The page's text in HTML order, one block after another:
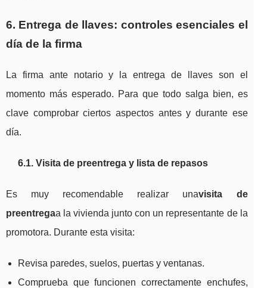
6. Entrega de llaves: controles esenciales el
día de la firma
La firma ante notario y la entrega de llaves son el
momento más esperado. Para que todo salga bien, es
clave comprobar ciertos aspectos antes y durante ese
día.
6.1. Visita de preentrega y lista de repasos
Es muy recomendable realizar unavisita de
preentregaa la vivienda junto con un representante de la
promotora. Durante esta visita:
Revisa paredes, suelos, puertas y ventanas.
Comprueba que funcionen correctamente enchufes,